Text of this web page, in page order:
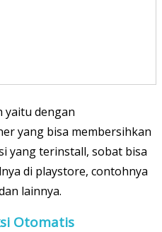
yaitu dengan
yang bisa membersihkan
yang terinstall, sobat bisa
di playstore, contohnya
lainnya.
Otomatis